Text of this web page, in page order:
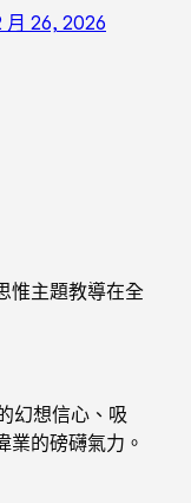
月 26, 2026
惟主題教導在全
幻想信心、吸
的磅礴氣力。